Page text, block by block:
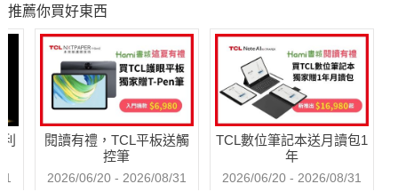
推薦你買好東西
閱讀有禮，TCL平板送觸
控筆
2026/06/20 - 2026/08/31
TCL數位筆記本送月讀包1
年
2026/06/20 - 2026/08/31